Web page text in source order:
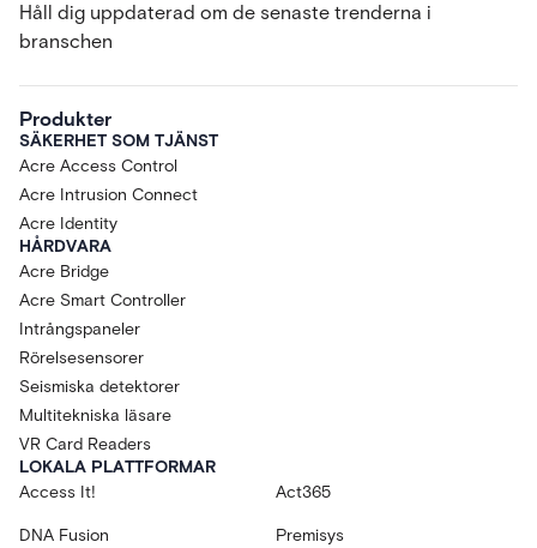
Håll dig uppdaterad om de senaste trenderna i
branschen
Produkter
SÄKERHET SOM TJÄNST
Acre Access Control
Acre Intrusion Connect
Acre Identity
HÅRDVARA
Acre Bridge
Acre Smart Controller
Intrångspaneler
Rörelsesensorer
Seismiska detektorer
Multitekniska läsare
VR Card Readers
LOKALA PLATTFORMAR
Access It!
Act365
DNA Fusion Premisys